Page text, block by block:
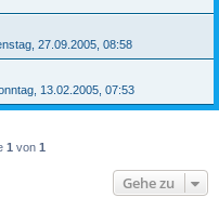
27.09.2005, 08:58
13.02.2005, 07:53
1 von 1
Gehe zu